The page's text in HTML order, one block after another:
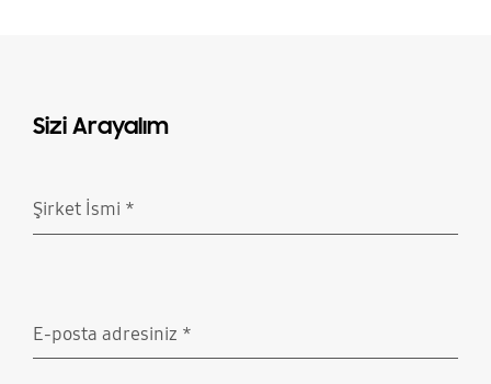
Sizi Arayalım
Şirket İsmi *
E-posta adresiniz *